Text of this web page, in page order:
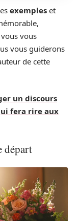
exemples et
vous
vous guiderons
de cette
un discours
fera rire aux
départ